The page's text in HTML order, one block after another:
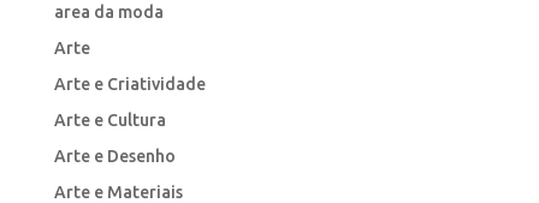
area da moda
Arte
Arte e Criatividade
Arte e Cultura
Arte e Desenho
Arte e Materiais